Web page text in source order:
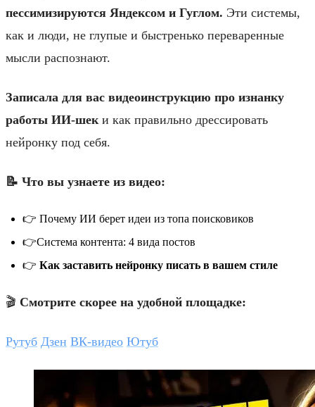
пессимизируются Яндексом и Гуглом. Эти системы,
как и люди, не глупые и быстренько переваренные
мысли распознают.
Записала для вас видеоинструкцию про изнанку
работы ИИ-шек и как правильно дрессировать
нейронку под себя.
📝 Что вы узнаете из видео:
👉 Почему ИИ берет идеи из топа поисковиков
👉Система контента: 4 вида постов
👉 Как заставить нейронку писать в вашем стиле
🎬 Смотрите скорее на удобной площадке:
Рутуб Дзен ВК-видео Ютуб